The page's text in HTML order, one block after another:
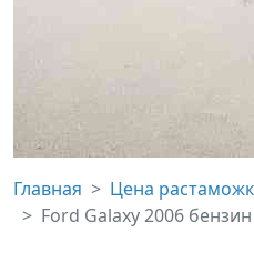
Главная
Цена
Ford Galaxy 2006